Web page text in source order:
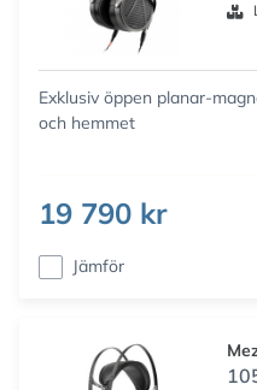
Exklusiv öppen planar-
och hemmet
19 790 kr
Jämför